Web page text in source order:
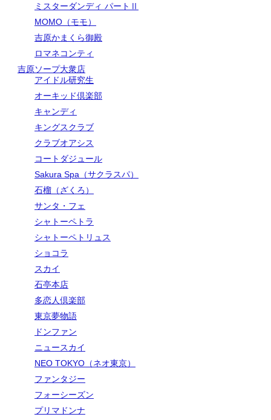
ミスターダンディ パートⅡ
MOMO（モモ）
吉原かまくら御殿
ロマネコンティ
吉原ソープ大衆店
アイドル研究生
オーキッド倶楽部
キャンディ
キングスクラブ
クラブオアシス
コートダジュール
Sakura Spa（サクラスパ）
石榴（ざくろ）
サンタ・フェ
シャトーペトラ
シャトーペトリュス
ショコラ
スカイ
石亭本店
多恋人倶楽部
東京夢物語
ドンファン
ニュースカイ
NEO TOKYO（ネオ東京）
ファンタジー
フォーシーズン
プリマドンナ